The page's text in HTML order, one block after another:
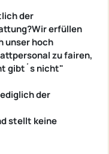
der
erfüllen
unser hoch
zu fairen,
gibt´s nicht"
der
stellt keine